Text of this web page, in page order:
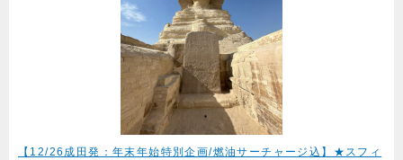
【12/26成田発：年末年始特別企画/燃油サーチャージ込】★スフィ